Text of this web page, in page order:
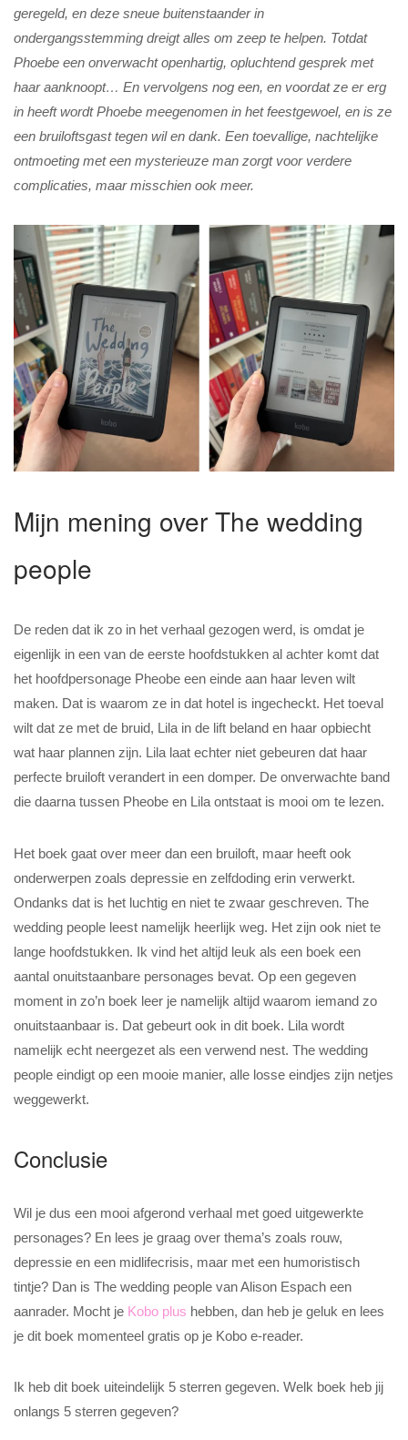
geregeld, en deze sneue buitenstaander in
ondergangsstemming dreigt alles om zeep te helpen. Totdat
Phoebe een onverwacht openhartig, opluchtend gesprek met
haar aanknoopt… En vervolgens nog een, en voordat ze er erg
in heeft wordt Phoebe meegenomen in het feestgewoel, en is ze
een bruiloftsgast tegen wil en dank. Een toevallige, nachtelijke
ontmoeting met een mysterieuze man zorgt voor verdere
complicaties, maar misschien ook meer.
Mijn mening over The wedding
people
De reden dat ik zo in het verhaal gezogen werd, is omdat je
eigenlijk in een van de eerste hoofdstukken al achter komt dat
het hoofdpersonage Pheobe een einde aan haar leven wilt
maken. Dat is waarom ze in dat hotel is ingecheckt. Het toeval
wilt dat ze met de bruid, Lila in de lift beland en haar opbiecht
wat haar plannen zijn. Lila laat echter niet gebeuren dat haar
perfecte bruiloft verandert in een domper. De onverwachte band
die daarna tussen Pheobe en Lila ontstaat is mooi om te lezen.
Het boek gaat over meer dan een bruiloft, maar heeft ook
onderwerpen zoals depressie en zelfdoding erin verwerkt.
Ondanks dat is het luchtig en niet te zwaar geschreven. The
wedding people leest namelijk heerlijk weg. Het zijn ook niet te
lange hoofdstukken. Ik vind het altijd leuk als een boek een
aantal onuitstaanbare personages bevat. Op een gegeven
moment in zo’n boek leer je namelijk altijd waarom iemand zo
onuitstaanbaar is. Dat gebeurt ook in dit boek. Lila wordt
namelijk echt neergezet als een verwend nest. The wedding
people eindigt op een mooie manier, alle losse eindjes zijn netjes
weggewerkt.
Conclusie
Wil je dus een mooi afgerond verhaal met goed uitgewerkte
personages? En lees je graag over thema’s zoals rouw,
depressie en een midlifecrisis, maar met een humoristisch
tintje? Dan is The wedding people van Alison Espach een
aanrader. Mocht je Kobo plus hebben, dan heb je geluk en lees
je dit boek momenteel gratis op je Kobo e-reader.
Ik heb dit boek uiteindelijk 5 sterren gegeven. Welk boek heb jij
onlangs 5 sterren gegeven?